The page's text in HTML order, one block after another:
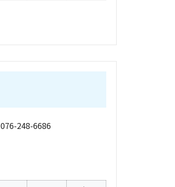
076-248-6686